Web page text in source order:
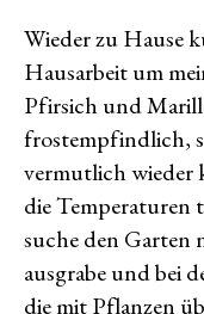
Wieder zu Hause
Hausarbeit um
Pfirsich und
frostempfindlich,
vermutlich wieder
die
suche den Garten
ausgrabe und bei
die mit Pflanzen